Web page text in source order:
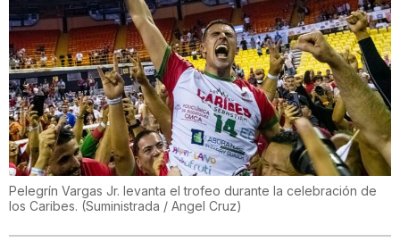
Pelegrín Vargas Jr. levanta el trofeo durante la celebración de
los Caribes. (Suministrada / Angel Cruz)